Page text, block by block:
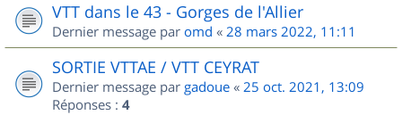
VTT dans le 43 - Gorges de l'Allier
Dernier message par omd « 28 mars 2022, 11:11
SORTIE VTTAE / VTT CEYRAT
Dernier message par gadoue « 25 oct. 2021, 13:09
Réponses : 4